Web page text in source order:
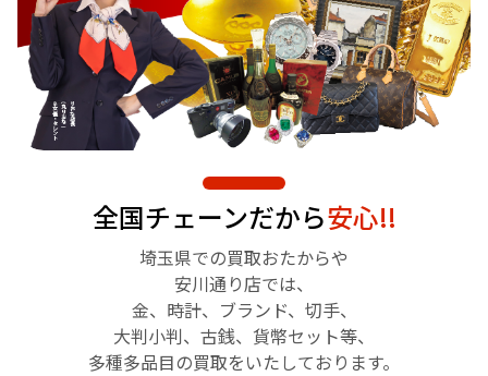
全国チェーンだから安心!!
埼玉県での買取おたからや
安川通り店では、
金、時計、ブランド、切手、
大判小判、古銭、貨幣セット等、
多種多品目の買取をいたしております。